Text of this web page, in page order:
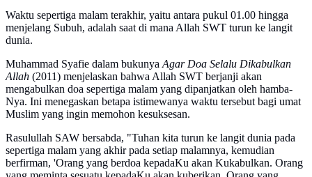
Waktu sepertiga malam terakhir, yaitu antara pukul 01.00 hingga
menjelang Subuh, adalah saat di mana Allah SWT turun ke langit
dunia.
Muhammad Syafie dalam bukunya Agar Doa Selalu Dikabulkan
Allah (2011) menjelaskan bahwa Allah SWT berjanji akan
mengabulkan doa sepertiga malam yang dipanjatkan oleh hamba-
Nya. Ini menegaskan betapa istimewanya waktu tersebut bagi umat
Muslim yang ingin memohon kesuksesan.
Rasulullah SAW bersabda, "Tuhan kita turun ke langit dunia pada
sepertiga malam yang akhir pada setiap malamnya, kemudian
berfirman, 'Orang yang berdoa kepadaKu akan Kukabulkan. Orang